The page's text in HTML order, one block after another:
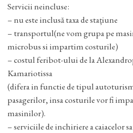
Servicii neincluse:
– nu este inclusă taxa de stațiune
– transportul(ne vom grupa pe
microbus si impartim costurile)
– costul feribot-ului de la
Kamariotissa
(difera in functie de tipul
pasagerilor, insa costurile vor fi
masinilor).
– serviciile de inchiriere a caiacelor